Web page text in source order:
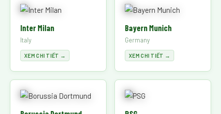
Inter Milan
Italy
XEM CHI TIẾT →
Bayern Munich
Germany
XEM CHI TIẾT →